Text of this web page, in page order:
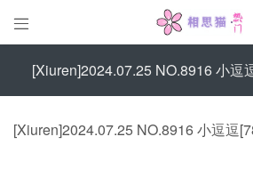

[Xiuren]2024.07.25 NO.8916 小逗
[Xiuren]2024.07.25 NO.8916 小逗逗